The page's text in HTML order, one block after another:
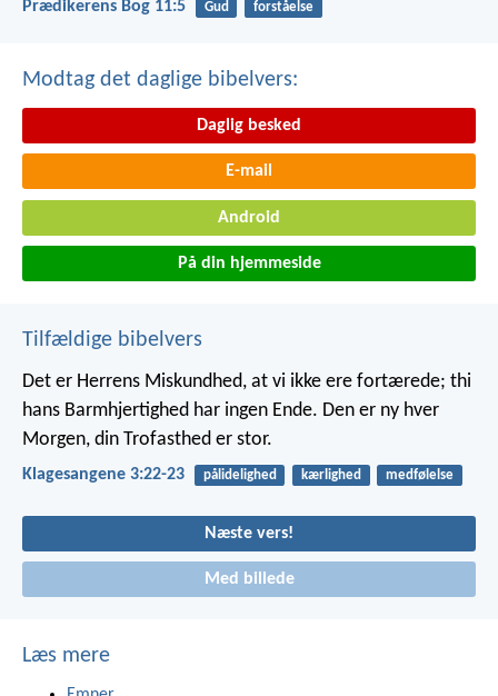
Prædikerens Bog 11:5 Gud forståelse
Modtag det daglige bibelvers:
Daglig besked
E-mail
Android
På din hjemmeside
Tilfældige bibelvers
Det er Herrens Miskundhed, at vi ikke ere fortærede; thi
hans Barmhjertighed har ingen Ende. Den er ny hver
Morgen, din Trofasthed er stor.
Klagesangene 3:22-23 pålidelighed kærlighed medfølelse
Næste vers!
Med billede
Læs mere